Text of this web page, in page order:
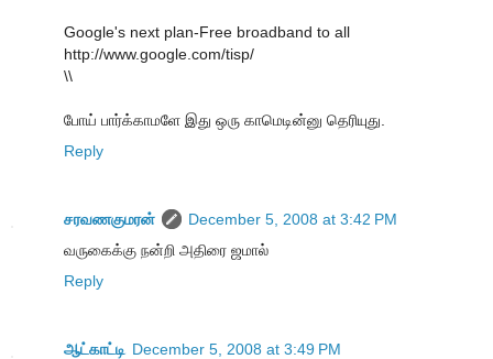
Google's next plan-Free broadband to all
http://www.google.com/tisp/
\\
போய் பார்க்காமளே இது ஒரு காமெடின்னு தெரியுது.
Reply
சரவணகுமரன்
December 5, 2008 at 3:42 PM
வருகைக்கு நன்றி அதிரை ஜமால்
Reply
ஆட்காட்டி December 5, 2008 at 3:49 PM